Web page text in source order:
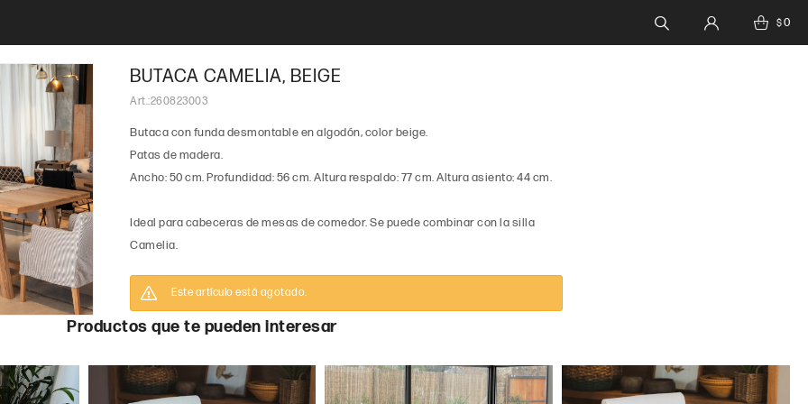
$0
BUTACA CAMELIA, BEIGE
260823003
Butaca con funda desmontable en algodón, color beige.
Patas de madera.
Ancho: 50 cm. Profundidad: 56 cm. Altura respaldo: 77 cm. Altura asiento: 44 cm.
Ideal para cabeceras de mesas de comedor. Se puede combinar con la silla
Camelia.
Este artículo está agotado.
Productos que te pueden interesar